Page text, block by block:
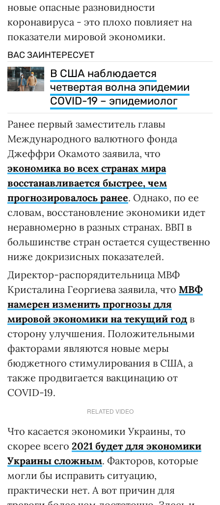
новые опасные разновидности
коронавируса - это плохо повлияет на
показатели мировой экономики.
ВАС ЗАИНТЕРЕСУЕТ
В США наблюдается
четвертая волна эпидемии
COVID-19 – эпидемиолог
Ранее первый заместитель главы
Международного валютного фонда
Джеффри Окамото заявила, что
экономика во всех странах мира
восстанавливается быстрее, чем
прогнозировалось ранее. Однако, по ее
словам, восстановление экономики идет
неравномерно в разных странах. ВВП в
большинстве стран остается существенно
ниже докризисных показателей.
Директор-распорядительница МВФ
Кристалина Георгиева заявила, что МВФ
намерен изменить прогнозы для
мировой экономики на текущий год в
сторону улучшения. Положительными
факторами являются новые меры
бюджетного стимулирования в США, а
также продвигается вакцинацию от
COVID-19.
RELATED VIDEO
Что касается экономики Украины, то
скорее всего 2021 будет для экономики
Украины сложным. Факторов, которые
могли бы исправить ситуацию,
практически нет. А вот причин для